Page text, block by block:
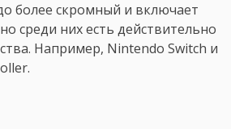
более скромный и включает
среди них есть действительно
Например, Nintendo Switch и